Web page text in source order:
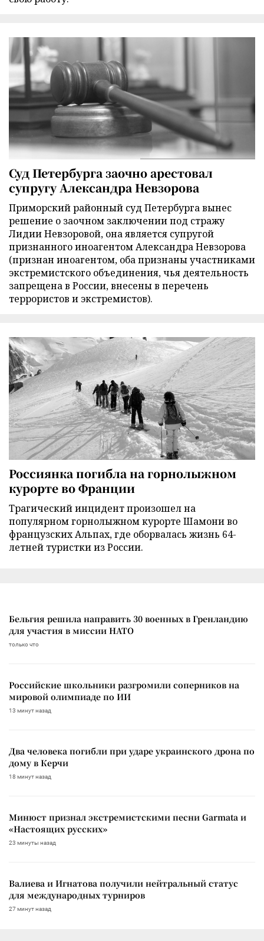
Суд Петербурга заочно арестовал
супругу Александра Невзорова
Приморский районный суд Петербурга вынес
решение о заочном заключении под стражу
Лидии Невзоровой, она является супругой
признанного иноагентом Александра Невзорова
(признан иноагентом, оба признаны участниками
экстремистского объединения, чья деятельность
запрещена в России, внесены в перечень
террористов и экстремистов).
Россиянка погибла на горнолыжном
курорте во Франции
Трагический инцидент произошел на
популярном горнолыжном курорте Шамони во
французских Альпах, где оборвалась жизнь 64-
летней туристки из России.
Бельгия решила направить 30 военных в Гренландию
для участия в миссии НАТО
только что
Российские школьники разгромили соперников на
мировой олимпиаде по ИИ
13 минут назад
Два человека погибли при ударе украинского дрона по
дому в Керчи
18 минут назад
Минюст признал экстремистскими песни Garmata и
«Настоящих русских»
23 минуты назад
Валиева и Игнатова получили нейтральный статус
для международных турниров
27 минут назад